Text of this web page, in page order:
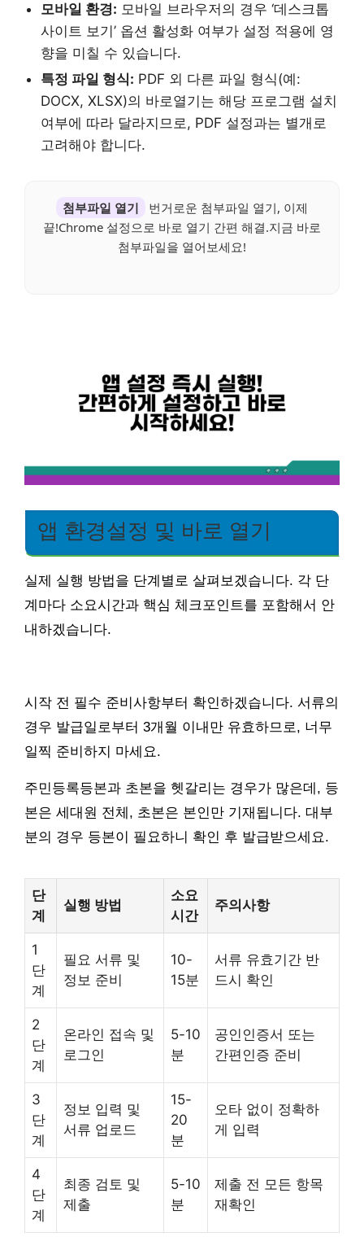
모바일 환경: 모바일 브라우저의 경우 ‘데스크톱
사이트 보기’ 옵션 활성화 여부가 설정 적용에 영
향을 미칠 수 있습니다.
특정 파일 형식: PDF 외 다른 파일 형식(예:
DOCX, XLSX)의 바로열기는 해당 프로그램 설치
여부에 따라 달라지므로, PDF 설정과는 별개로
고려해야 합니다.
첨부파일 열기
번거로운 첨부파일 열기, 이제
끝!Chrome 설정으로 바로 열기 간편 해결.지금 바로
첨부파일을 열어보세요!
앱 환경설정 및 바로 열기
실제 실행 방법을 단계별로 살펴보겠습니다. 각 단
계마다 소요시간과 핵심 체크포인트를 포함해서 안
내하겠습니다.
시작 전 필수 준비사항부터 확인하겠습니다. 서류의
경우 발급일로부터 3개월 이내만 유효하므로, 너무
일찍 준비하지 마세요.
주민등록등본과 초본을 헷갈리는 경우가 많은데, 등
본은 세대원 전체, 초본은 본인만 기재됩니다. 대부
분의 경우 등본이 필요하니 확인 후 발급받으세요.
단
계
실행 방법
소요
시간
주의사항
1
단
계
필요 서류 및
정보 준비
10-
15분
서류 유효기간 반
드시 확인
2
단
계
온라인 접속 및
로그인
5-10
분
공인인증서 또는
간편인증 준비
3
단
계
정보 입력 및
서류 업로드
15-
20
분
오타 없이 정확하
게 입력
4
단
계
최종 검토 및
제출
5-10
분
제출 전 모든 항목
재확인